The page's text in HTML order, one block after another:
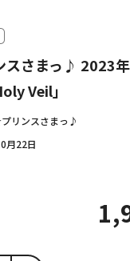
さまっ♪ 2023
Veil」
リンスさまっ♪
月22日